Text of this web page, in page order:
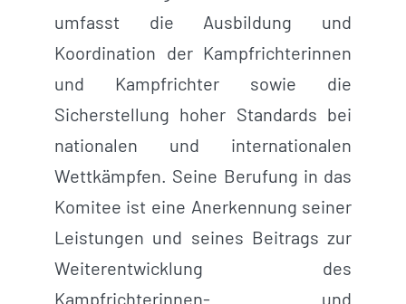
umfasst die Ausbildung und
Koordination der Kampfrichterinnen
und Kampfrichter sowie die
Sicherstellung hoher Standards bei
nationalen und internationalen
Wettkämpfen. Seine Berufung in das
Komitee ist eine Anerkennung seiner
Leistungen und seines Beitrags zur
Weiterentwicklung des
Kampfrichterinnen- und